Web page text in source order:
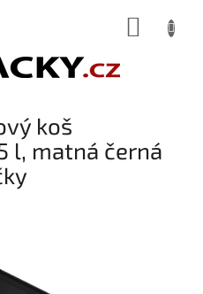
koš
l, matná černá